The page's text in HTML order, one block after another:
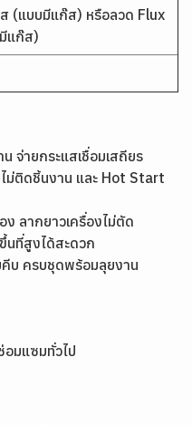
ส (แบบมีแก๊ส) หรือลวด Flux
แก๊ส)
จ่ายกระแสเชื่อมเสถียร
ม่ติดชิ้นงาน และ Hot Start
ง ลากยาวเครื่องไม่ตัด
นที่สูงได้สะดวก
บ ครบชุดพร้อมลุยงาน
อมแซมทั่วไป